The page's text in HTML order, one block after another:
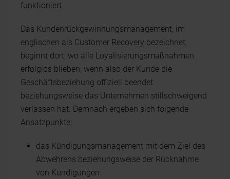
funktioniert.
Das Kundenrückgewinnungsmanagement, im
englischen als Customer Recovery bezeichnet,
beginnt dort, wo alle Loyalisierungsmaßnahmen
erfolglos blieben, wenn also der Kunde die
Geschäftsbeziehung offiziell beendet
beziehungsweise das Unternehmen stillschweigend
verlassen hat. Demnach ergeben sich folgende
Ansatzpunkte:
das Kündigungsmanagement mit dem Ziel des
Abwehrens beziehungsweise der Rücknahme
von Kündigungen